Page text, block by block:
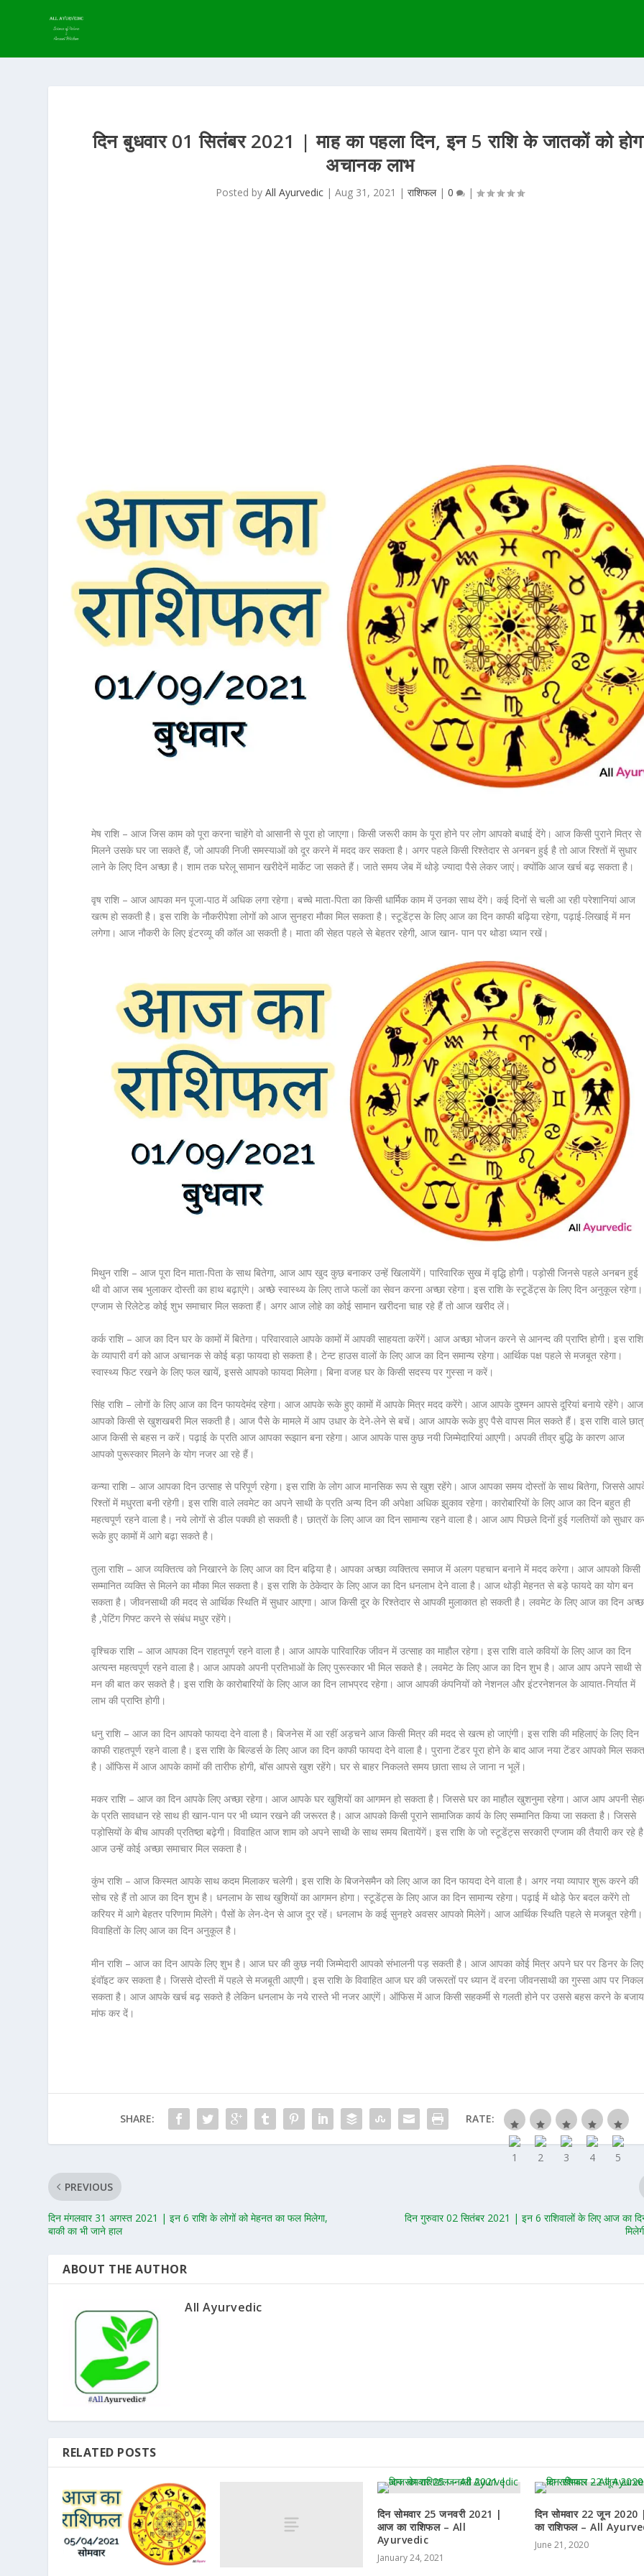
दिन बुधवार 01 सितंबर 2021 | माह का पहला दिन, इन 5 राशि के जातकों को
अचानक लाभ
Posted byAll Ayurvedic |Aug 31, 2021 |राशिफल|0 |
मेष राशि – आज जिस काम को पूरा करना चाहेंगे वो आसानी से पूरा हो जाएगा। किसी जरूरी काम के पूरा होने पर लोग आपको बधाई देंगे। आज किसी पुराने मित्र से
मिलने उसके घर जा सकते हैं, जो आपकी निजी समस्याओं को दूर करने में मदद कर सकता है। अगर पहले किसी रिश्तेदार से अनबन हुई है तो आज रिश्तों में सुधार
लाने के लिए दिन अच्छा है। शाम तक घरेलू सामान खरीदेनें मार्केट जा सकते हैं। जाते समय जेब में थोड़े ज्यादा पैसे लेकर जाएं। क्योंकि आज खर्च बढ़ सकता है।
वृष राशि – आज आपका मन पूजा-पाठ में अधिक लगा रहेगा। बच्चे माता-पिता का किसी धार्मिक काम में उनका साथ देंगे। कई दिनों से चली आ रही परेशानियां आज
खत्म हो सकती है। इस राशि के नौकरीपेशा लोगों को आज सुनहरा मौका मिल सकता है। स्टूडेंट्स के लिए आज का दिन काफी बढ़िया रहेगा, पढ़ाई-लिखाई में मन
लगेगा। आज नौकरी के लिए इंटरव्यू की कॉल आ सकती है। माता की सेहत पहले से बेहतर रहेगी, आज खान- पान पर थोडा ध्यान रखें।
मिथुन राशि – आज पूरा दिन माता-पिता के साथ बितेगा, आज आप खुद कुछ बनाकर उन्हें खिलायेंगें। पारिवारिक सुख में वृद्धि होगी। पड़ोसी जिनसे पहले अनबन हुई
थी वो आज सब भुलाकर दोस्ती का हाथ बढ़ाएंगे। अच्छे स्वास्थ्य के लिए ताजे फलों का सेवन करना अच्छा रहेगा। इस राशि के स्टूडेंट्स के लिए दिन अनुकूल रहेगा।
एग्जाम से रिलेटेड कोई शुभ समाचार मिल सकता हैं। अगर आज लोहे का कोई सामान खरीदना चाह रहे हैं तो आज खरीद लें।
कर्क राशि – आज का दिन घर के कामों में बितेगा। परिवारवाले आपके कामों में आपकी साहयता करेंगें। आज अच्छा भोजन करने से आनन्द की प्राप्ति होगी। इस राशि
के व्यापारी वर्ग को आज अचानक से कोई बड़ा फायदा हो सकता है। टेन्ट हाउस वालों के लिए आज का दिन समान्य रहेगा। आर्थिक पक्ष पहले से मजबूत रहेगा।
स्वास्थ्य फिट रखने के लिए फल खायें, इससे आपको फायदा मिलेगा। बिना वजह घर के किसी सदस्य पर गुस्सा न करें।
सिंह राशि – लोगों के लिए आज का दिन फायदेमंद रहेगा। आज आपके रूके हुए कामों में आपके मित्र मदद करेंगे। आज आपके दुश्मन आपसे दूरियां बनाये रहेंगे। आज
आपको किसी से खुशखबरी मिल सकती है। आज पैसे के मामले में आप उधार के देने-लेने से बचें। आज आपके रूके हुए पैसे वापस मिल सकते हैं। इस राशि वाले
आज किसी से बहस न करें। पढ़ाई के प्रति आज आपका रूझान बना रहेगा। आज आपके पास कुछ नयी जिम्मेदारियां आएगी। अपकी तीव्र बुद्धि के कारण आज
आपको पुरूस्कार मिलने के योग नजर आ रहे हैं।
कन्या राशि – आज आपका दिन उत्साह से परिपूर्ण रहेगा। इस राशि के लोग आज मानसिक रूप से खुश रहेंगे। आज आपका समय दोस्तों के साथ बितेगा, जिससे
रिश्तों में मधुरता बनी रहेगी। इस राशि वाले लवमेट का अपने साथी के प्रति अन्य दिन की अपेक्षा अधिक झुकाव रहेगा। कारोबारियों के लिए आज का दिन बहुत ही
महत्वपूर्ण रहने वाला है। नये लोगों से डील पक्की हो सकती है। छात्रों के लिए आज का दिन सामान्य रहने वाला है। आज आप पिछले दिनों हुई गलतियों को सुधार
रूके हुए कामों में आगे बढ़ा सकते है।
तुला राशि – आज व्यक्तित्व को निखारने के लिए आज का दिन बढ़िया है। आपका अच्छा व्यक्तित्व समाज में अलग पहचान बनाने में मदद करेगा। आज आपको किसी
सम्मानित व्यक्ति से मिलने का मौका मिल सकता है। इस राशि के ठेकेदार के लिए आज का दिन धनलाभ देने वाला है। आज थोड़ी मेहनत से बड़े फायदे का योग बन
सकता है। जीवनसाथी की मदद से आर्थिक स्थिति में सुधार आएगा। आज किसी दूर के रिश्तेदार से आपकी मुलाकात हो सकती है। लवमेट के लिए आज का दिन
है ,पेटिंग गिफ्ट करने से संबंध मधुर रहेंगे।
वृश्चिक राशि – आज आपका दिन राहतपूर्ण रहने वाला है। आज आपके पारिवारिक जीवन में उत्साह का माहौल रहेगा। इस राशि वाले कवियों के लिए आज का दिन
अत्यन्त महत्वपूर्ण रहने वाला है। आज आपको अपनी प्रतिभाओं के लिए पुरूस्कार भी मिल सकते है। लवमेट के लिए आज का दिन शुभ है। आज आप अपने साथी से
मन की बात कर सकते है। इस राशि के कारोबारियों के लिए आज का दिन लाभप्रद रहेगा। आज आपकी कंपनियों को नेशनल और इंटरनेशनल के आयात-निर्यात में
लाभ की प्राप्ति होगी।
धनु राशि – आज का दिन आपको फायदा देने वाला है। बिजनेस में आ रहीं अड़चने आज किसी मित्र की मदद से खत्म हो जाएंगी। इस राशि की महिलाएं के लिए दिन
काफी राहतपूर्ण रहने वाला है। इस राशि के बिल्डर्स के लिए आज का दिन काफी फायदा देने वाला है। पुराना टेंडर पूरा होने के बाद आज नया टेंडर आपको मिल
है। ऑफिस में आज आपके कामों की तारीफ होगी, बॉस आपसे खुश रहेंगे। घर से बाहर निकलते समय छाता साथ ले जाना न भूलें।
मकर राशि – आज का दिन आपके लिए अच्छा रहेगा। आज आपके घर खुशियों का आगमन हो सकता है। जिससे घर का माहौल खुशनुमा रहेगा। आज आप अपनी
के प्रति सावधान रहे साथ ही खान-पान पर भी ध्यान रखने की जरूरत है। आज आपको किसी पूराने सामाजिक कार्य के लिए सम्मानित किया जा सकता है। जिससे
पड़ोसियों के बीच आपकी प्रतिष्ठा बढ़ेगी। विवाहित आज शाम को अपने साथी के साथ समय बितायेंगें। इस राशि के जो स्टूडेंट्स सरकारी एग्जाम की तैयारी कर रहे है
आज उन्हें कोई अच्छा समाचार मिल सकता है।
कुंभ राशि – आज किस्मत आपके साथ कदम मिलाकर चलेगी। इस राशि के बिजनेसमैन को लिए आज का दिन फायदा देने वाला है। अगर नया व्यापार शुरू करने की
सोच रहे हैं तो आज का दिन शुभ है। धनलाभ के साथ खुशियों का आगमन होगा। स्टूडेंट्स के लिए आज का दिन सामान्य रहेगा। पढ़ाई में थोड़े फेर बदल करेंगे तो
करियर में आगे बेहतर परिणाम मिलेंगे। पैसों के लेन-देन से आज दूर रहें। धनलाभ के कई सुनहरे अवसर आपको मिलेगें। आज आर्थिक स्थिति पहले से मजबूत रहेगी।
विवाहितों के लिए आज का दिन अनुकूल है।
मीन राशि – आज का दिन आपके लिए शुभ है। आज घर की कुछ नयी जिम्मेदारी आपको संभालनी पड़ सकती है। आज आपका कोई मित्र अपने घर पर डिनर के लिए
इंवॉइट कर सकता है। जिससे दोस्ती में पहले से मजबूती आएगी। इस राशि के विवाहित आज घर की जरूरतों पर ध्यान दें वरना जीवनसाथी का गुस्सा आप पर निकल
सकता है। आज आपके खर्च बढ़ सकते है लेकिन धनलाभ के नये रास्ते भी नजर आएंगें। ऑफिस में आज किसी सहकर्मी से गलती होने पर उससे बहस करने के बजाय
मांफ कर दें।
SHARE: RATE:
PREVIOUS
दिन मंगलवार 31 अगस्त 2021 | इन 6 राशि के लोगों को मेहनत का फल मिलेगा,
बाकी का भी जाने हाल
दिन गुरुवार 02 सितंबर 2021 | इन 6 राशिवालों के लिए आज का
ABOUT THE AUTHOR
All Ayurvedic
RELATED POSTS
दिन सोमवार 25 जनवरी 2021 |
आज का राशिफल – All
Ayurvedic
January 24, 2021
दिन सोमवार 22 जून
का राशिफल – All
June 21, 2020